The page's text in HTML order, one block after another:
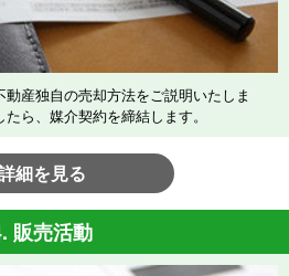
産独自の売却方法をご説明いたしま
ら、媒介契約を締結します。
細を見る
販売活動